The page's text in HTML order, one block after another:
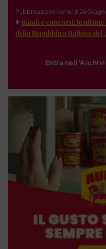
Pubblicazione: venerdì 26
Bandi e concorsi: le
della Repubblica Italiana del
Entra